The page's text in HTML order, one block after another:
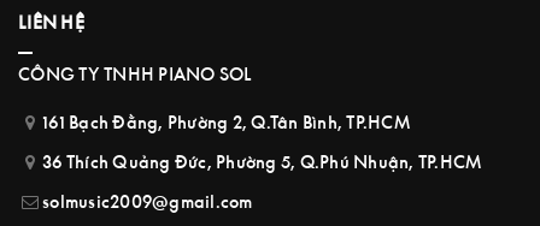
LIÊN HỆ
CÔNG TY TNHH PIANO SOL
161 Bạch Đằng, Phường 2, Q.Tân Bình, TP.HCM
36 Thích Quảng Đức, Phường 5, Q.Phú Nhuận, TP.HCM
solmusic2009@gmail.com